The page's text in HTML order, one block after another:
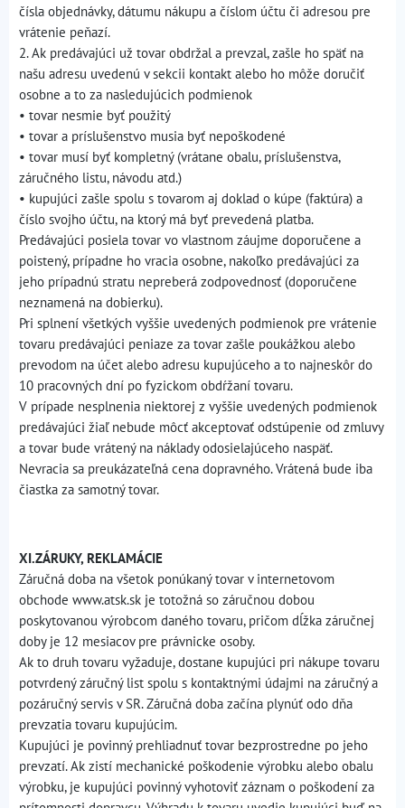
čísla objednávky, dátumu nákupu a číslom účtu či adresou pre
vrátenie peňazí.
2. Ak predávajúci už tovar obdržal a prevzal, zašle ho späť na
našu adresu uvedenú v sekcii kontakt alebo ho môže doručiť
osobne a to za nasledujúcich podmienok
• tovar nesmie byť použitý
• tovar a príslušenstvo musia byť nepoškodené
• tovar musí byť kompletný (vrátane obalu, príslušenstva,
záručného listu, návodu atd.)
• kupujúci zašle spolu s tovarom aj doklad o kúpe (faktúra) a
číslo svojho účtu, na ktorý má byť prevedená platba.
Predávajúci posiela tovar vo vlastnom záujme doporučene a
poistený, prípadne ho vracia osobne, nakoľko predávajúci za
jeho prípadnú stratu nepreberá zodpovednosť (doporučene
neznamená na dobierku).
Pri splnení všetkých vyššie uvedených podmienok pre vrátenie
tovaru predávajúci peniaze za tovar zašle poukážkou alebo
prevodom na účet alebo adresu kupujúceho a to najneskôr do
10 pracovných dní po fyzickom obdŕžaní tovaru.
V prípade nesplnenia niektorej z vyššie uvedených podmienok
predávajúci žiaľ nebude môcť akceptovať odstúpenie od zmluvy
a tovar bude vrátený na náklady odosielajúceho naspäť.
Nevracia sa preukázateľná cena dopravného. Vrátená bude iba
čiastka za samotný tovar.
XI.ZÁRUKY, REKLAMÁCIE
Záručná doba na všetok ponúkaný tovar v internetovom
obchode www.atsk.sk je totožná so záručnou dobou
poskytovanou výrobcom daného tovaru, pričom dĺžka záručnej
doby je 12 mesiacov pre právnicke osoby.
Ak to druh tovaru vyžaduje, dostane kupujúci pri nákupe tovaru
potvrdený záručný list spolu s kontaktnými údajmi na záručný a
pozáručný servis v SR. Záručná doba začína plynúť odo dňa
prevzatia tovaru kupujúcim.
Kupujúci je povinný prehliadnuť tovar bezprostredne po jeho
prevzatí. Ak zistí mechanické poškodenie výrobku alebo obalu
výrobku, je kupujúci povinný vyhotoviť záznam o poškodení za